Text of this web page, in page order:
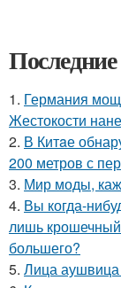
1. Германия
Жестокости
2. В Китaе
200 метров с
3. Мир моды,
4. Вы когда-
лишь крошечный
большего?
5. Лица аушвица